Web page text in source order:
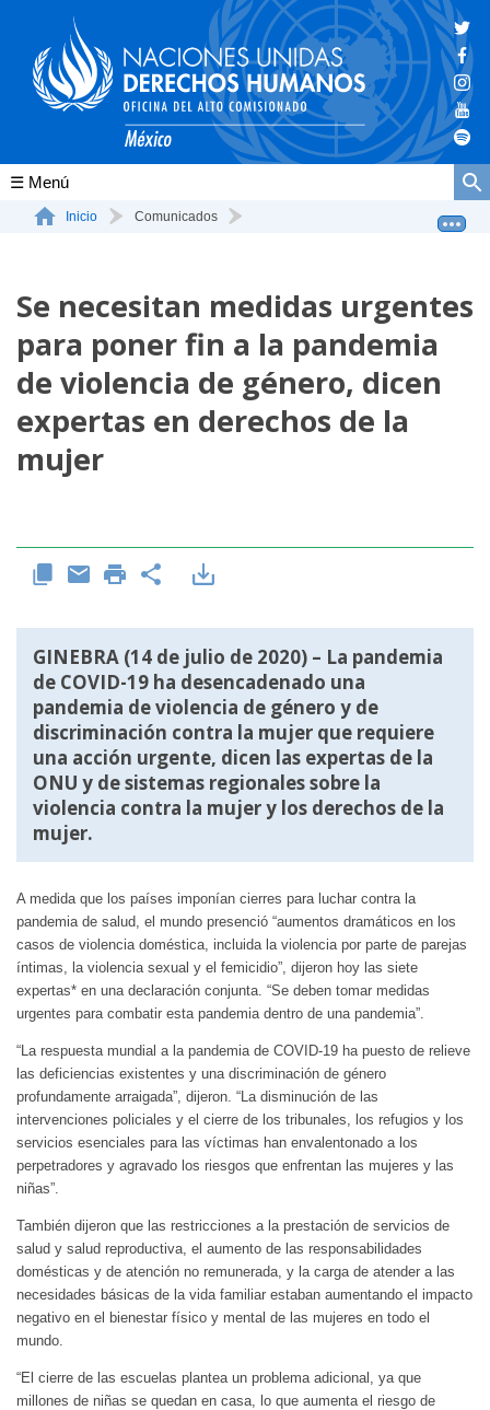
Conócenos
La ONU-DH en México
Vacantes ONU-DH México
ONU-DH en el tiempo
Inicio Comunicados
Se necesitan medidas urgentes
para poner fin a la pandemia
de violencia de género, dicen
expertas en derechos de la
mujer
GINEBRA (14 de julio de 2020) – La pandemia
de COVID-19 ha desencadenado una
pandemia de violencia de género y de
discriminación contra la mujer que requiere
una acción urgente, dicen las expertas de la
ONU y de sistemas regionales sobre la
violencia contra la mujer y los derechos de la
mujer.
A medida que los países imponían cierres para luchar contra la
pandemia de salud, el mundo presenció “aumentos dramáticos en los
casos de violencia doméstica, incluida la violencia por parte de parejas
íntimas, la violencia sexual y el femicidio”, dijeron hoy las siete
expertas* en una declaración conjunta. “Se deben tomar medidas
urgentes para combatir esta pandemia dentro de una pandemia”.
“La respuesta mundial a la pandemia de COVID-19 ha puesto de relieve
las deficiencias existentes y una discriminación de género
profundamente arraigada”, dijeron. “La disminución de las
intervenciones policiales y el cierre de los tribunales, los refugios y los
servicios esenciales para las víctimas han envalentonado a los
perpetradores y agravado los riesgos que enfrentan las mujeres y las
niñas”.
También dijeron que las restricciones a la prestación de servicios de
salud y salud reproductiva, el aumento de las responsabilidades
domésticas y de atención no remunerada, y la carga de atender a las
necesidades básicas de la vida familiar estaban aumentando el impacto
negativo en el bienestar físico y mental de las mujeres en todo el
mundo.
“El cierre de las escuelas plantea un problema adicional, ya que
millones de niñas se quedan en casa, lo que aumenta el riesgo de